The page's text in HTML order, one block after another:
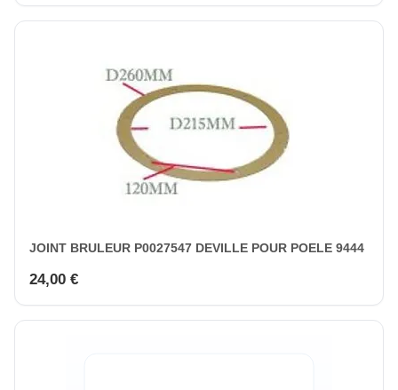
JOINT BRULEUR P0027547 DEVILLE POUR POELE 9444
24,00 €